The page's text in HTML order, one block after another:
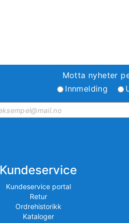
Motta nyheter
Innmelding
Kundeservice
Kundeservice portal
Retur
Ordrehistorikk
Kataloger